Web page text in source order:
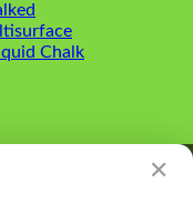
Chalk
✕